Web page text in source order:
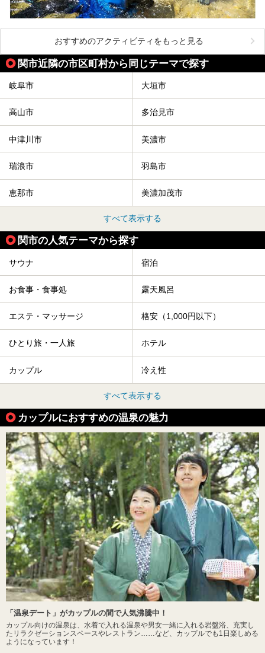
おすすめのアクティビティをもっと見る
関市近隣の市区町村から同じテーマで探す
岐阜市 大垣市
高山市 多治見市
中津川市 美濃市
瑞浪市 羽島市
恵那市 美濃加茂市
すべて表示する
関市の人気テーマから探す
サウナ 宿泊
お食事・食事処 露天風呂
エステ・マッサージ 格安（1,000円以下）
ひとり旅・一人旅 ホテル
カップル 冷え性
すべて表示する
カップルにおすすめの温泉の魅力
「温泉デート」がカップルの間で人気沸騰中！
カップル向けの温泉は、水着で入れる温泉や男女一緒に入れる岩盤浴、充実し
たリラクゼーションスペースやレストラン……など、カップルでも1日楽しめる
ようになっています！